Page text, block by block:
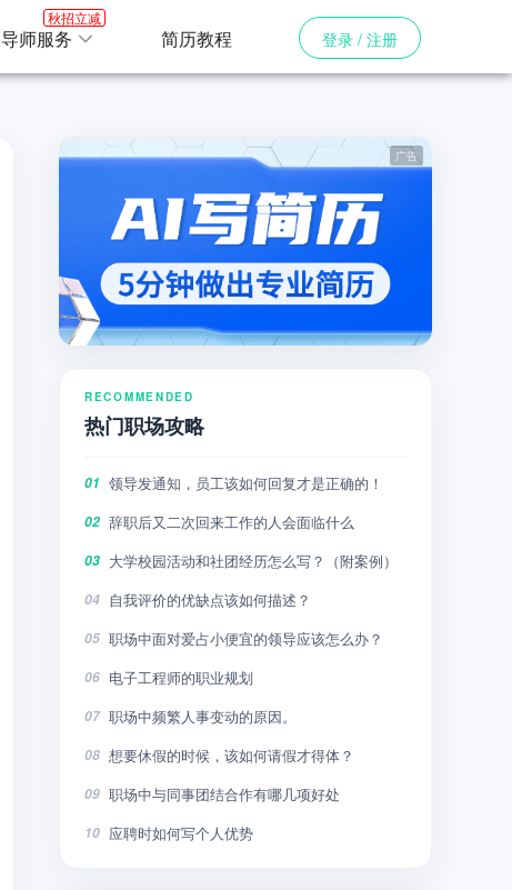
导师服务
秋招立减
简历教程 登录 / 注册
RECOMMENDED
热门职场攻略
01 领导发通知，员工该如何回复才是正确的！
02 辞职后又二次回来工作的人会面临什么
03 大学校园活动和社团经历怎么写？（附案例）
04 自我评价的优缺点该如何描述？
05 职场中面对爱占小便宜的领导应该怎么办？
06 电子工程师的职业规划
07 职场中频繁人事变动的原因。
08 想要休假的时候，该如何请假才得体？
09 职场中与同事团结合作有哪几项好处
10 应聘时如何写个人优势